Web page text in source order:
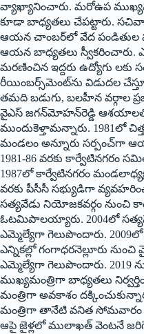
వ్యాఖ్యానించారు. మరోఉప
కూడా బాధ్యతలు చేపట్టారు.
ఆయన చాంబర్‌లో వేద పండితుల
ఆయన బాధ్యతలు స్వీకరించారు.
మరణించిన ఇద్దరు ఉద్యోగు లకు
‌రీయింబర్స్‌మెంట్‌ను విడుదల
తమది బడుగు, బలహీన వర్గాల
వైఎస్‌ ‌జగన్‌మోహన్‌రెడ్డి
ముందుకెళ్తామన్నారు. 1981లో
మండలం అన్నూరు సర్పంచ్‌గా
1981-86 వరకు కార్వేటినగరం
1987లో కార్వేటినగరం
వరకు పీసీసీ సభ్యుడిగా
సత్యవేడు నియోజకవర్గం నుంచి
ఓటమిపాలయ్యారు. 2004లో
ఎమ్మెల్యేగా గెలుపొందారు. 2009లో
ఎన్నికల్లో గంగాధరనెల్లూరు
ఎమ్మెల్యేగా గెలుపొందారు. 2019
ముఖ్యమంత్రిగా బాధ్యతలు
మంత్రిగా అవకాశం
మంత్రిగా తానేటి వనిత సోమవారం
ఆపై జైళ్లలో ములాఖత్‌ ‌వెంటనే